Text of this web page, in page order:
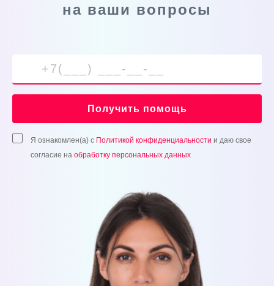
на ваши вопросы
Получить помощь
Я ознакомлен(а) с Политикой конфиденциальности и даю свое
согласие на обработку персональных данных